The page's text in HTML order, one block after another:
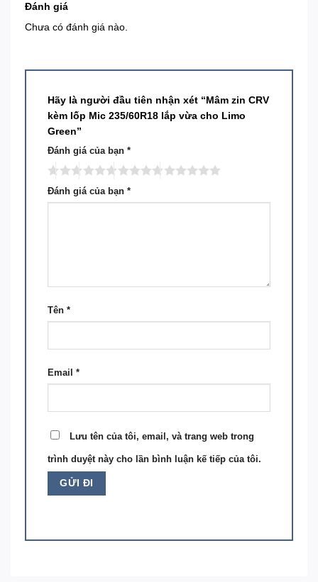
Đánh giá
Chưa có đánh giá nào.
Hãy là người đầu tiên nhận xét “Mâm zin CRV
kèm lốp Mic 235/60R18 lắp vừa cho Limo
Green”
Đánh giá của bạn *
Đánh giá của bạn *
Tên *
Email *
Lưu tên của tôi, email, và trang web trong
trình duyệt này cho lần bình luận kế tiếp của tôi.